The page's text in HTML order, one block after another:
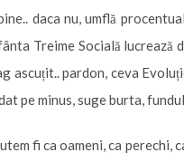
daca nu, umflă
Treime Socială lucrează
ascuțit.. pardon, ceva
pe minus, suge burta,
fi ca oameni, ca perechi,